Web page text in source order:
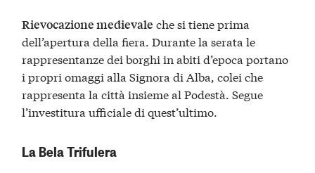
Rievocazione medievale che si tiene prima
dell’apertura della fiera. Durante la serata le
rappresentanze dei borghi in abiti d’epoca portano
i propri omaggi alla Signora di Alba, colei che
rappresenta la città insieme al Podestà. Segue
l’investitura ufficiale di quest’ultimo.
La Bela Trifulera